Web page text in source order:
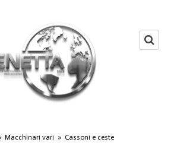
Macchinari vari » Cassoni e ceste